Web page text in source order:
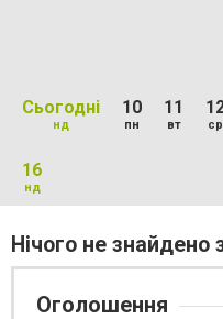
Сьогодні
нд
10
пн
11
вт ср
16
нд
Нічого не знайдено
Оголошення